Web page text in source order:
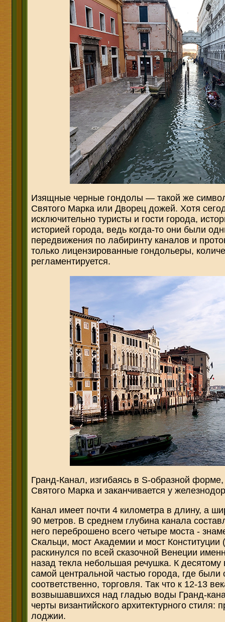
Изящные черные гондолы — такой же
Святого Марка или Дворец дожей. Хотя
исключительно туристы и гости города,
историей города, ведь когда-то они были
передвижения по лабиринту каналов и
только лицензированные гондольеры,
регламентируется.
Гранд-Канал, изгибаясь в S-образной
Святого Марка и заканчивается у
Канал имеет почти 4 километра в длину, а
90 метров. В среднем глубина канала
него переброшено всего четыре моста -
Скальци, мост Академии и мост
раскинулся по всей сказочной Венеции
назад текла небольшая речушка. К
самой центральной частью города, где
соответственно, торговля. Так что к 12-13
возвышавшихся над гладью воды Гранд-
черты византийского архитектурного
лоджии.